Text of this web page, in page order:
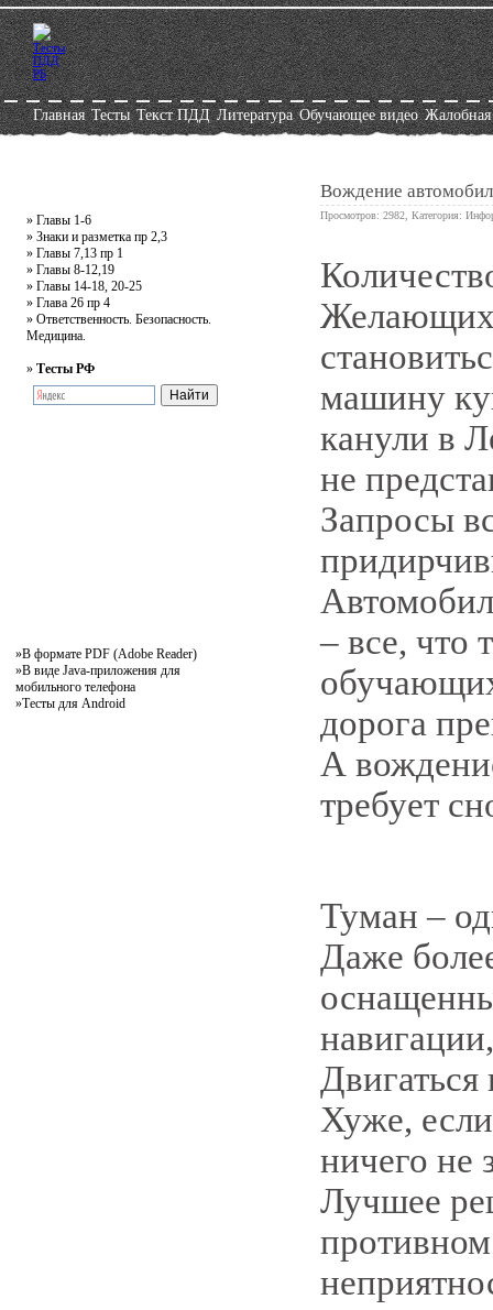
Главная Тесты Текст ПДД Литература Обучающее видео Жалобная
» Главы 1-6
» Знаки и разметка пр 2,3
» Главы 7,13 пр 1
» Главы 8-12,19
» Главы 14-18, 20-25
» Глава 26 пр 4
» Ответственность. Безопасность.
Медицина.
» Тесты РФ
»В формате PDF (Adobe Reader)
»В виде Java-приложения для
мобильного телефона
»Тесты для Android
Вождение
Просмотров: 2982, Категория:
Желающих
машину
канули в
не
Запросы
– все, что
дорога
А
требует
Туман –
Даже
Хуже,
ничего не
Лучшее